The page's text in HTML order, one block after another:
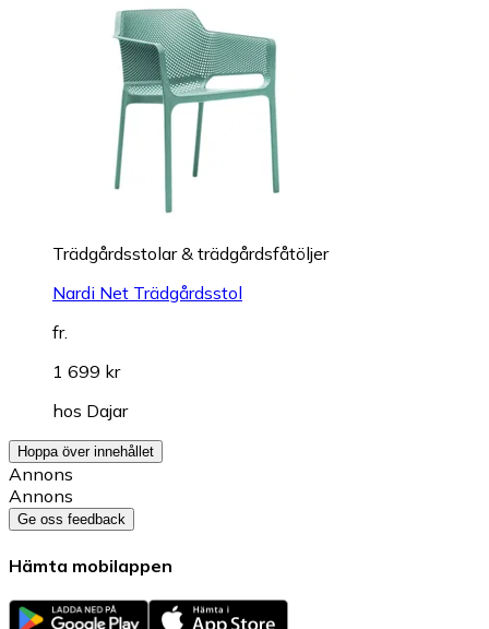
Trädgårdsstolar & trädgårdsfåtöljer
Nardi Net Trädgårdsstol
fr.
1 699 kr
hos Dajar
Hoppa över innehållet
Annons
Annons
Ge oss feedback
Hämta mobilappen